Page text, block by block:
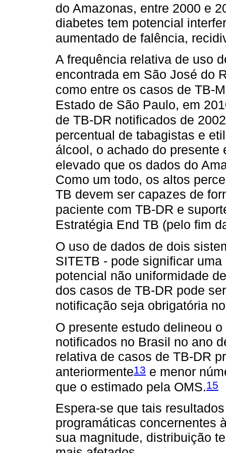
do Amazonas, entre 2000 e
diabetes tem potencial
aumentado de falência,
A frequência relativa de uso
encontrada em São José do
como entre os casos de TB-
Estado de São Paulo, em
de TB-DR notificados de
percentual de tabagistas e
álcool, o achado do
elevado que os dados do
Como um todo, os altos
TB devem ser capazes de
paciente com TB-DR e
Estratégia End TB (pelo fim
O uso de dados de dois
SITETB - pode significar
potencial não uniformidade
dos casos de TB-DR pode
notificação seja obrigatória
O presente estudo delineou
notificados no Brasil no ano
relativa de casos de TB-DR
anteriormente13 e menor
que o estimado pela OMS.15
Espera-se que tais
programáticas concernentes
sua magnitude, distribuição